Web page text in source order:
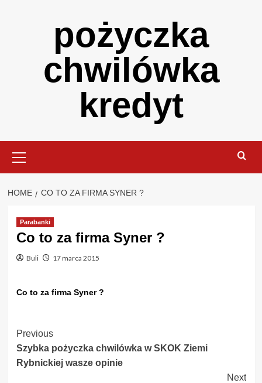
pożyczka
chwilówka
kredyt
Menu
HOME CO TO ZA FIRMA SYNER ?
Parabanki
Co to za firma Syner ?
Buli 17 marca 2015
Co to za firma Syner ?
Post
Navigation
Previous
Szybka pożyczka chwilówka w SKOK Ziemi
Rybnickiej wasze opinie
Next